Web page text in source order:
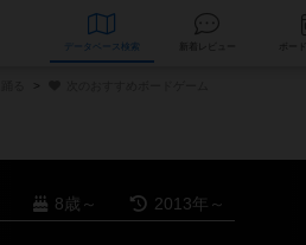
データベース
8歳～ 2013年～